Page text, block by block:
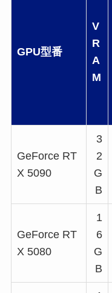
GPU型番
V
R
A
M
GeForce RT
X 5090
3
2
G
B
GeForce RT
X 5080
1
6
G
B